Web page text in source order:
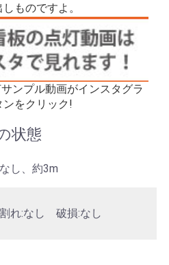
ものですよ。
ンプル動画がインスタグラ
ンをクリック!
状態
し、約3m
れ:なし 破損:なし